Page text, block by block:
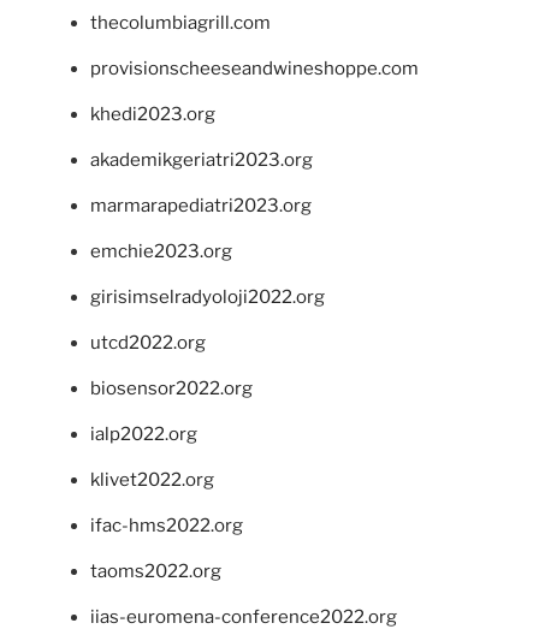
thecolumbiagrill.com
provisionscheeseandwineshoppe.com
khedi2023.org
akademikgeriatri2023.org
marmarapediatri2023.org
emchie2023.org
girisimselradyoloji2022.org
utcd2022.org
biosensor2022.org
ialp2022.org
klivet2022.org
ifac-hms2022.org
taoms2022.org
iias-euromena-conference2022.org